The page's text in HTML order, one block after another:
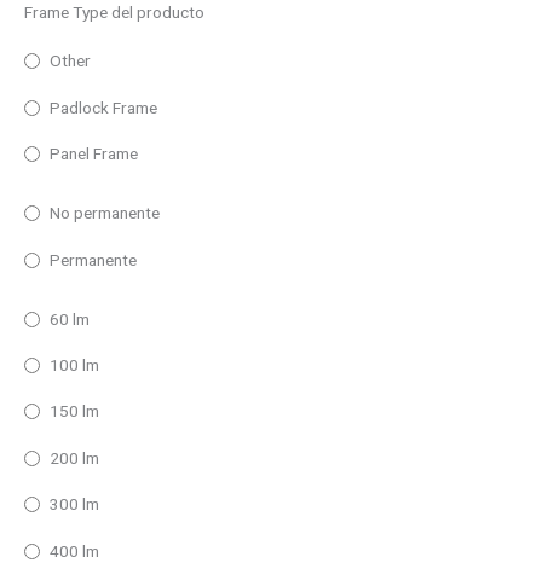
Frame Type del producto
Other
Padlock Frame
Panel Frame
No permanente
Permanente
60 lm
100 lm
150 lm
200 lm
300 lm
400 lm